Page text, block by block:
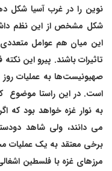
نوین را در غرب آسیا شکل
شکل مشخص از این نظم
این میان هم عوامل متعددی
تاثیرات باشند. پیرو این
صهیونیست‌ها به عملیات
است. در این راستا موضوع
به نوار غزه خواهد بود که
می دانند، ولی شاهد
برخی معتقد به یک عملیات
مرزهای غزه با فلسطین